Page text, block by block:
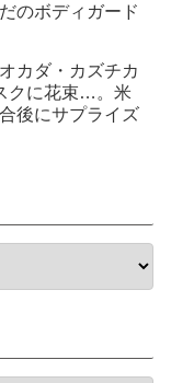
のボディガード
カダ・カズチカ
クに花束…。米
後にサプライズ